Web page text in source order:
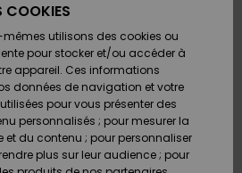
COOKIES
utilisons des cookies ou
pour stocker et/ou accéder à
appareil. Ces informations
données de navigation et votre
pour vous présenter des
personnalisés ; pour mesurer la
du contenu ; pour personnaliser
plus sur leur audience ; pour